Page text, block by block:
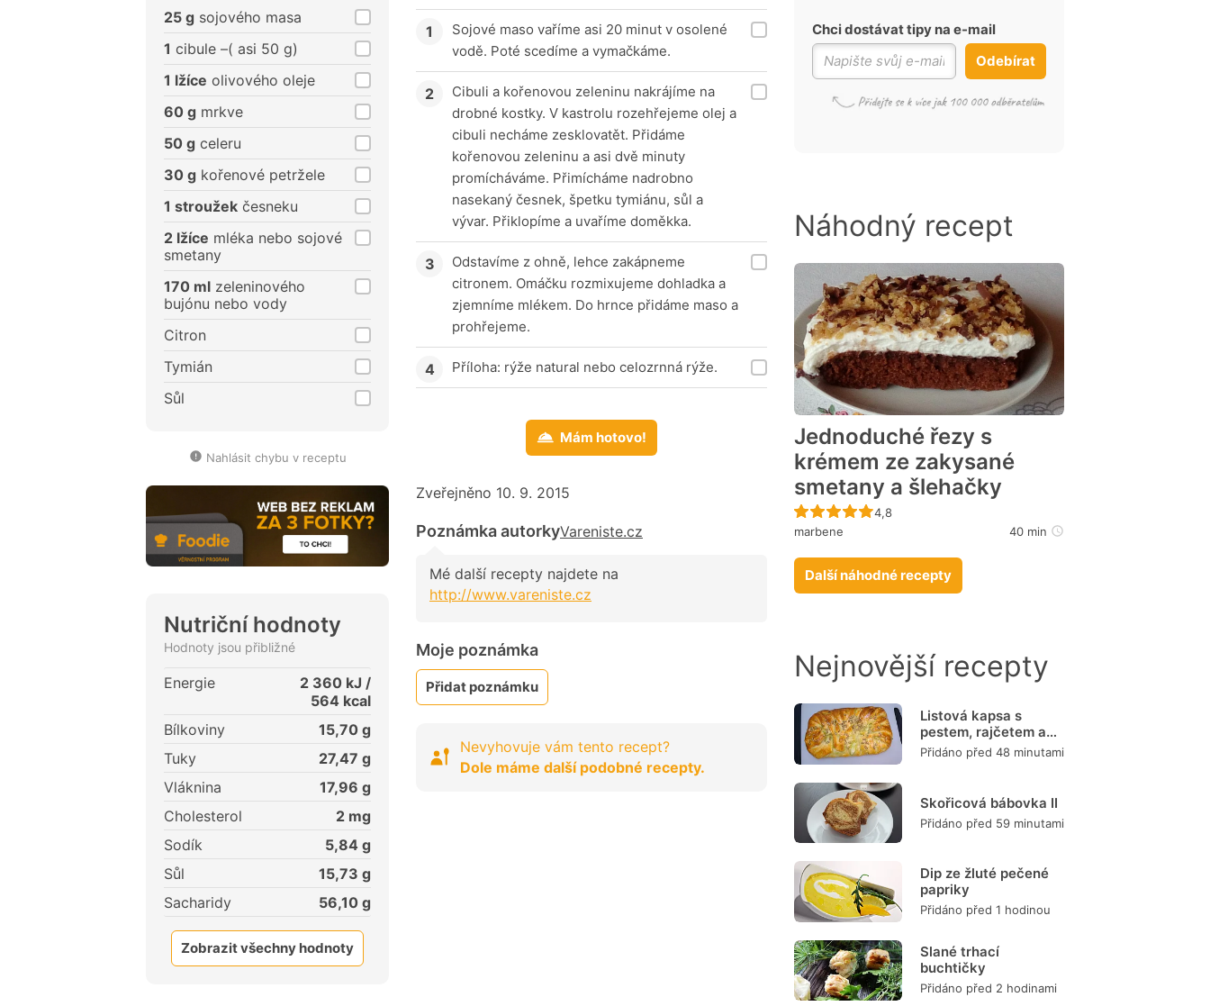
25 g sojového masa
1 cibule –( asi 50 g)
1 lžíce olivového oleje
60 g mrkve
50 g celeru
30 g kořenové petržele
1 stroužek česneku
2 lžíce mléka nebo sojové
smetany
170 ml zeleninového
bujónu nebo vody
Citron
Tymián
Sůl
Nahlásit chybu v receptu
Nutriční hodnoty
Hodnoty jsou přibližné
Energie 2 360 kJ /
564 kcal
Bílkoviny
15,70 g
Tuky
27,47 g
Vláknina
17,96 g
Cholesterol
2 mg
Sodík
5,84 g
Sůl
15,73 g
Sacharidy
56,10 g
Zobrazit všechny hodnoty
Sojové maso vaříme asi 20 minut v osolené
vodě. Poté scedíme a vymačkáme.
Cibuli a kořenovou zeleninu nakrájíme na
drobné kostky. V kastrolu rozehřejeme olej a
cibuli necháme zesklovatět. Přidáme
kořenovou zeleninu a asi dvě minuty
promícháváme. Přimícháme nadrobno
nasekaný česnek, špetku tymiánu, sůl a
vývar. Přiklopíme a uvaříme doměkka.
Odstavíme z ohně, lehce zakápneme
citronem. Omáčku rozmixujeme dohladka a
zjemníme mlékem. Do hrnce přidáme maso a
prohřejeme.
Příloha: rýže natural nebo celozrnná rýže.
Mám hotovo!
Zveřejněno 10. 9. 2015
Poznámka autorkyVareniste.cz
Mé další recepty najdete na
http://www.vareniste.cz
Moje poznámka
Přidat poznámku
Nevyhovuje vám tento recept?
Dole máme další podobné recepty.
Chci dostávat tipy na e-mail
Odebírat
Náhodný recept
Jednoduché řezy s
krémem ze zakysané
smetany a šlehačky
Recept ještě nebyl hodnocen
4,8
marbene
40 min
Další náhodné recepty
Nejnovější recepty
Listová kapsa s
pestem, rajčetem a
mozzarellou
Přidáno před 48 minutami
Skořicová bábovka II
Přidáno před 59 minutami
Dip ze žluté pečené
papriky
Přidáno před 1 hodinou
Slané trhací
buchtičky
Přidáno před 2 hodinami